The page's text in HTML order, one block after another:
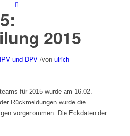
2015
und DPV /von ulrich
für 2015 wurde am 16.02.
Rückmeldungen wurde die
vorgenommen. Die Eckdaten der